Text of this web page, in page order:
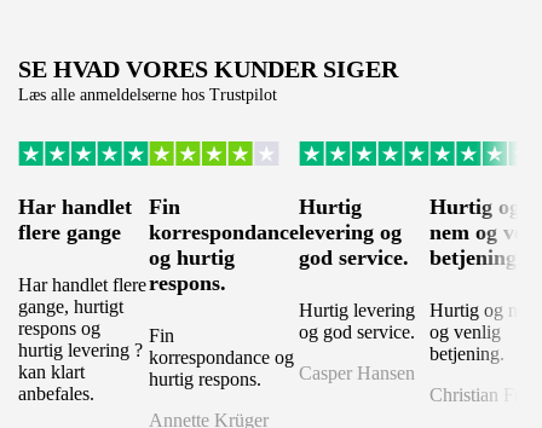
SE HVAD VORES KUNDER SIGER
Læs alle anmeldelserne hos Trustpilot
Har handlet
flere gange
Har handlet flere
gange, hurtigt
respons og
hurtig levering ?
kan klart
anbefales.
Fin
korrespondance
og hurtig
respons.
Fin
korrespondance og
hurtig respons.
Annette Krüger
Hurtig
levering og
god service.
Hurtig levering
og god service.
Casper Hansen
Hurtig og
nem og
betjening.
Hurtig og nem
og venlig
betjening.
Christian Fryd